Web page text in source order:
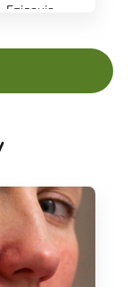
Корекція
обличчя,
і лід